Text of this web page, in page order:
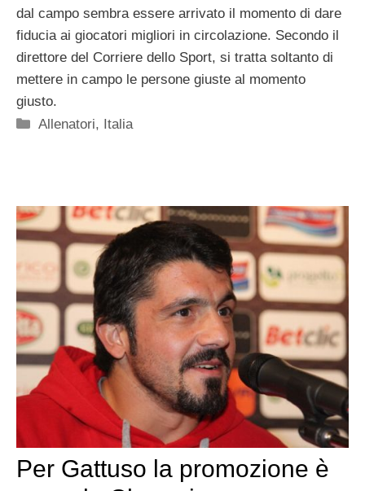
dal campo sembra essere arrivato il momento di dare
fiducia ai giocatori migliori in circolazione. Secondo il
direttore del Corriere dello Sport, si tratta soltanto di
mettere in campo le persone giuste al momento
giusto.
Categorie
Allenatori, Italia
Per Gattuso la promozione è